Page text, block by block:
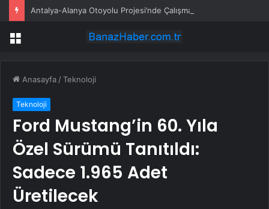
Menü
Anasayfa /Teknoloji
Teknoloji
Ford Mustang’in 60. Yıla
Özel Sürümü Tanıtıldı:
Sadece 1.965 Adet
Üretilecek